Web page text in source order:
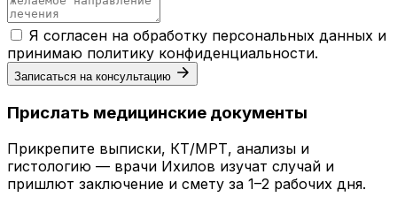
Я согласен на обработку персональных данных и
принимаю политику конфиденциальности.
Записаться на консультацию
Прислать медицинские документы
Прикрепите выписки, КТ/МРТ, анализы и
гистологию — врачи Ихилов изучат случай и
пришлют заключение и смету за 1–2 рабочих дня.